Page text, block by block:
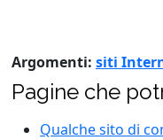
Argomenti: siti
Pagine che
Qualche sito di